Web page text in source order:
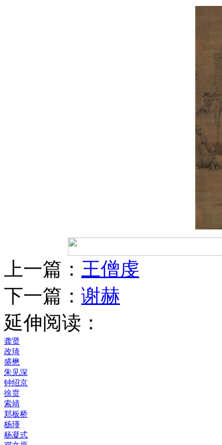
上一篇： 王僧虔
下一篇： 谢赫
延伸阅读：
龚贤
改琦
盛懋
朱见深
钟绍京
徐贲
索靖
郑板桥
杨瑾
杨凝式